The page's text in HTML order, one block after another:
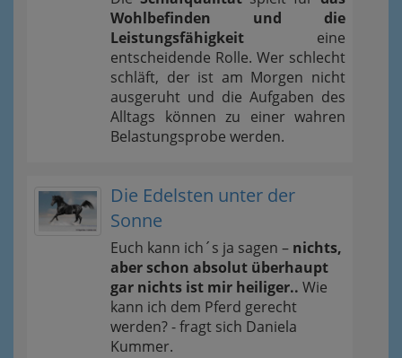
Wohlbefinden und die
Leistungsfähigkeit eine
entscheidende Rolle. Wer schlecht
schläft, der ist am Morgen nicht
ausgeruht und die Aufgaben des
Alltags können zu einer wahren
Belastungsprobe werden.
Die Edelsten unter der
Sonne
Euch kann ich´s ja sagen – nichts,
aber schon absolut überhaupt
gar nichts ist mir heiliger.. Wie
kann ich dem Pferd gerecht
werden? - fragt sich Daniela
Kummer.